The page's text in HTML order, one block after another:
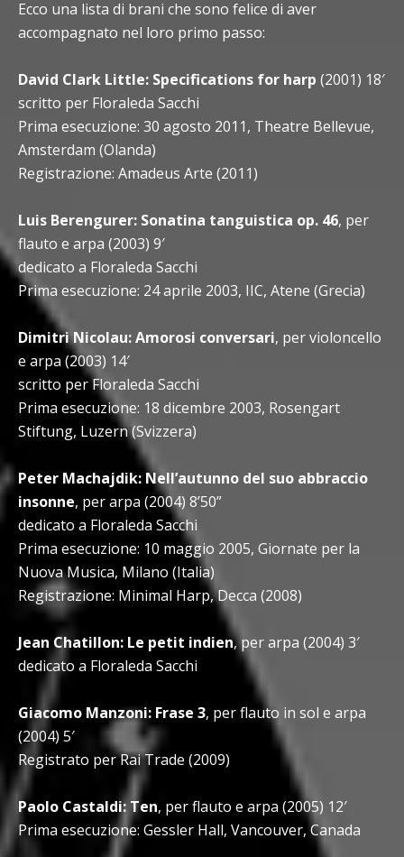
Ecco una lista di brani che sono felice di aver
accompagnato nel loro primo passo:
David Clark Little: Specifications for harp (2001) 18′
scritto per Floraleda Sacchi
Prima esecuzione: 30 agosto 2011, Theatre Bellevue,
Amsterdam (Olanda)
Registrazione: Amadeus Arte (2011)
Luis Berengurer: Sonatina tanguistica op. 46, per
flauto e arpa (2003) 9′
dedicato a Floraleda Sacchi
Prima esecuzione: 24 aprile 2003, IIC, Atene (Grecia)
Dimitri Nicolau: Amorosi conversari, per violoncello
e arpa (2003) 14′
scritto per Floraleda Sacchi
Prima esecuzione: 18 dicembre 2003, Rosengart
Stiftung, Luzern (Svizzera)
Peter Machajdik: Nell’autunno del suo abbraccio
insonne, per arpa (2004) 8’50”
dedicato a Floraleda Sacchi
Prima esecuzione: 10 maggio 2005, Giornate per la
Nuova Musica, Milano (Italia)
Registrazione: Minimal Harp, Decca (2008)
Jean Chatillon: Le petit indien, per arpa (2004) 3′
dedicato a Floraleda Sacchi
Giacomo Manzoni: Frase 3, per flauto in sol e arpa
(2004) 5′
Registrato per Rai Trade (2009)
Paolo Castaldi: Ten, per flauto e arpa (2005) 12′
Prima esecuzione: Gessler Hall, Vancouver, Canada